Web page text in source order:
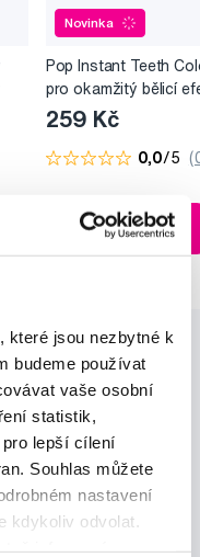
které jsou nezbytné k
budeme používat
vaše osobní
statistik,
lepší cílení
Souhlas můžete
nastavení
kdykoliv odvolat.
Novinka
Pop Instant Teeth
pro okamžitý bělicí
259 Kč
0,0/5
Do košíku